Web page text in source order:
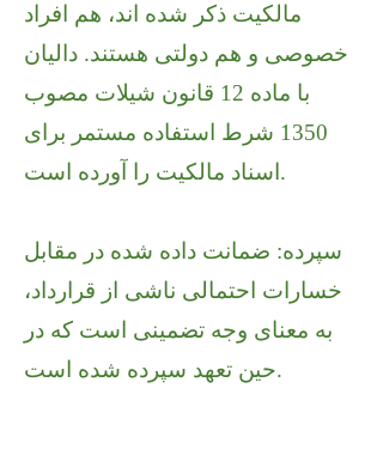
مالکیت ذکر شده اند، هم افراد
خصوصی و هم دولتی هستند. دالیان
با ماده 12 قانون شیلات مصوب
1350 شرط استفاده مستمر برای
اسناد مالکیت را آورده است.
سپرده: ضمانت داده شده در مقابل
خسارات احتمالی ناشی از قرارداد،
به معنای وجه تضمینی است که در
حین تعهد سپرده شده است.